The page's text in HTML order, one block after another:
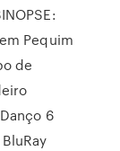
Pequim
de
6